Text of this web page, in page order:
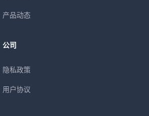
产品动态
公司
隐私政策
用户协议